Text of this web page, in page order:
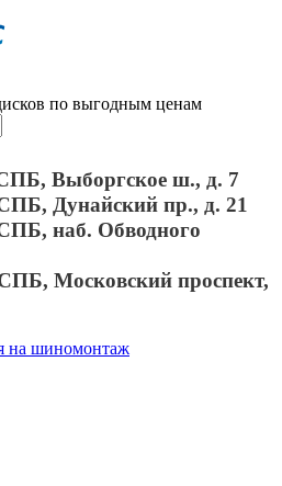
по выгодным ценам
Выборгское ш., д. 7
Дунайский пр., д. 21
наб. Обводного
Московский проспект,
на шиномонтаж